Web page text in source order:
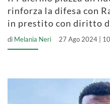
rinforza la difesa con
in prestito con diritto
di Melania Neri 27 Ago 2024 |